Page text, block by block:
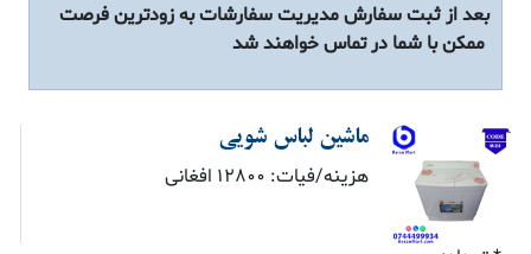
بعد از ثبت سفارش مدیریت سفارشات به زودترین فرصت
ممکن با شما در تماس خواهند شد
ماشین لباس شویی
هزینه/فیات: 12800 افغانی